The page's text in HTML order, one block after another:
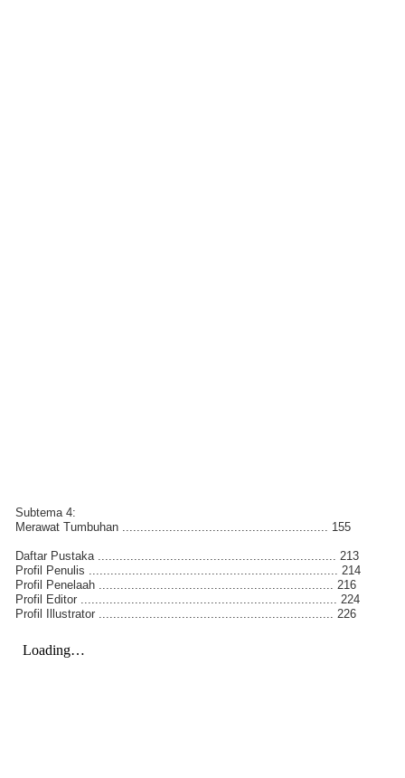
Subtema 4:
Merawat Tumbuhan ......................................................... 155
Daftar Pustaka .................................................................. 213
Profil Penulis ..................................................................... 214
Profil Penelaah ................................................................. 216
Profil Editor ....................................................................... 224
Profil Illustrator ................................................................. 226